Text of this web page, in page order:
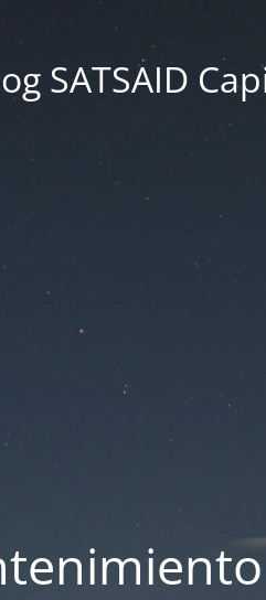
SATSAID